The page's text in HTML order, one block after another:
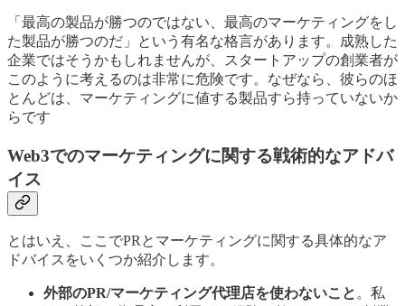
「最高の製品が勝つのではない、最高のマーケティングをし
た製品が勝つのだ」という有名な格言があります。成熟した
企業ではそうかもしれませんが、スタートアップの創業者が
このように考えるのは非常に危険です。なぜなら、彼らのほ
とんどは、マーケティングに値する製品すら持っていないか
らです
Web3でのマーケティングに関する戦術的なアドバ
イス
とはいえ、ここでPRとマーケティングに関する具体的なア
ドバイスをいくつか紹介します。
外部のPR/マーケティング代理店を使わないこと 。私